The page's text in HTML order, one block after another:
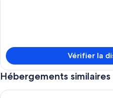
Vérifier la
Hébergements similaires
Gazebo Motor Inn - Clean